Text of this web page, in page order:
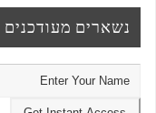
נשארים מעודכנים